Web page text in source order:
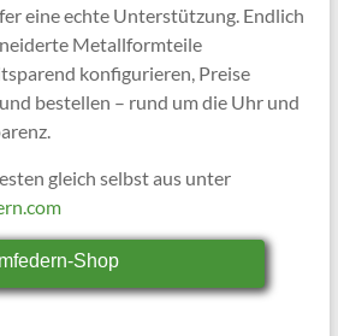
eine echte Unterstützung. Endlich
Metallformteile
konfigurieren, Preise
bestellen – rund um die Uhr und
gleich selbst aus unter
Shop